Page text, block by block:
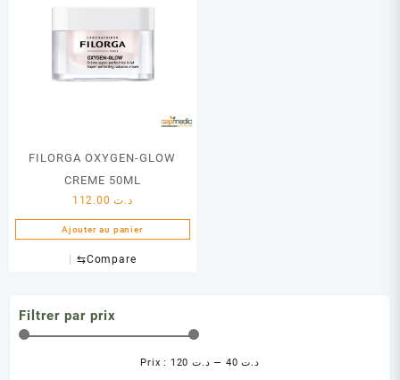
FILORGA OXYGEN-GLOW
CREME 50ML
د.ت112.00
Ajouter au panier
⇆Compare
Filtrer par prix
Prix : د.ت 40 — د.ت 120